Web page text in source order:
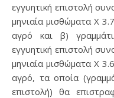
εγγυητική επιστολή
μηνιαία μισθώματα Χ
αγρό και β)
εγγυητική επιστολή
μηνιαία μισθώματα Χ
αγρό, τα οποία
επιστολή) θα